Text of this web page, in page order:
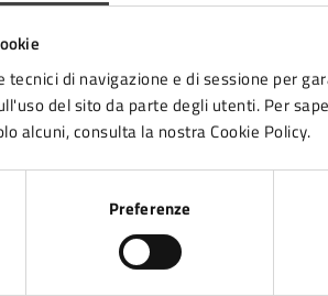
tecnici di navigazione e di sessione per
del sito da parte degli utenti. Per
alcuni, consulta la nostra Cookie Policy.
Preferenze
per lo sviluppo – Servizio